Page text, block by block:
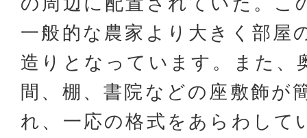
一般的な農家より大きく部屋
造りとなっています。また、
間、棚、書院などの座敷飾が
れ、一応の格式をあらわして